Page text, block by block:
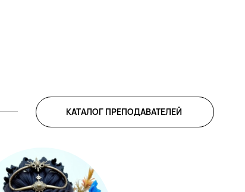
КАТАЛОГ ПРЕПОДАВАТЕЛЕЙ